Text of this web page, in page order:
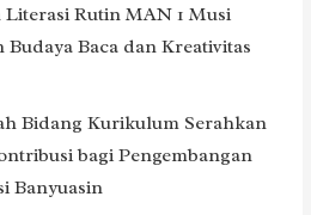
Literasi Rutin MAN 1 Musi
Baca dan Kreativitas
Bidang Kurikulum Serahkan
bagi Pengembangan
Banyuasin